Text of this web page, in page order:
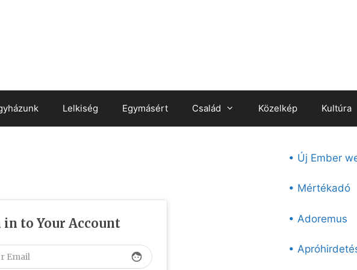
Lelkiség Egymásért Család Közelkép Kultúra
in to Your Account
face
• Új Ember
• Mértékadó
• Adoremus
•